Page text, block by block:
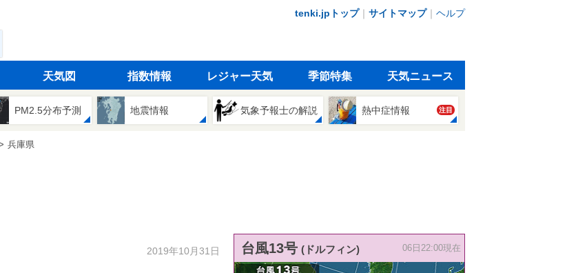
tenki.jpトップ｜ サイトマップ｜ ヘルプ
天気図 指数情報 レジャー天気 季節特集 天気ニュース
PM2.5分布予測 地震情報 気象予報士の解説 熱中症情報 注目
兵庫県
2019年10月31日 台風13号 (ドルフィン) 06日22:00現在